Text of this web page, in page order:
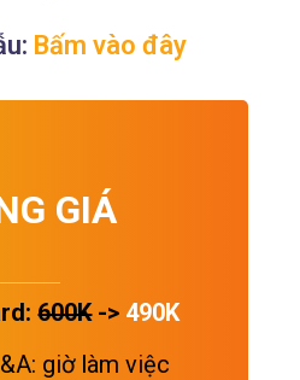
Bấm vào đây
GIÁ
600K-> 490K
giờ làm việc